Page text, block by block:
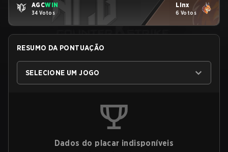
AGCWIN
34 Votos
Linx
6 Votos
RESUMO DA PONTUAÇÃO
SELECIONE UM JOGO
Dados do placar indisponíveis